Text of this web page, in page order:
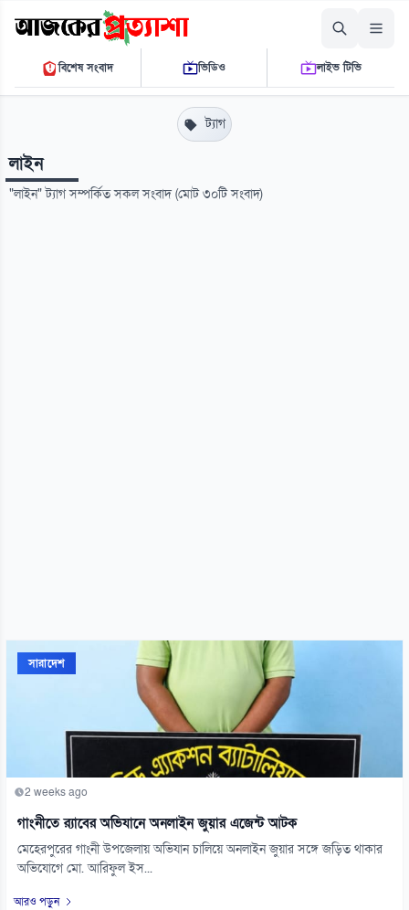
শনিবার, ০৮ আগস্ট ২০২৬
০৪ ৫৪ ৪৩ পি.এম.THE DAILY AJKER PROTTASHA
বিশেষ সংবাদ ভিডিও লাইভ টিভি
ট্যাগ
লাইন
"লাইন" ট্যাগ সম্পর্কিত সকল সংবাদ (মোট ৩০টি সংবাদ)
সারাদেশ
2 weeks ago
গাংনীতে র‌্যাবের অভিযানে অনলাইন জুয়ার এজেন্ট আটক
মেহেরপুরের গাংনী উপজেলায় অভিযান চালিয়ে অনলাইন জুয়ার সঙ্গে জড়িত থাকার
অভিযোগে মো. আরিফুল ইস...
আরও পড়ুন